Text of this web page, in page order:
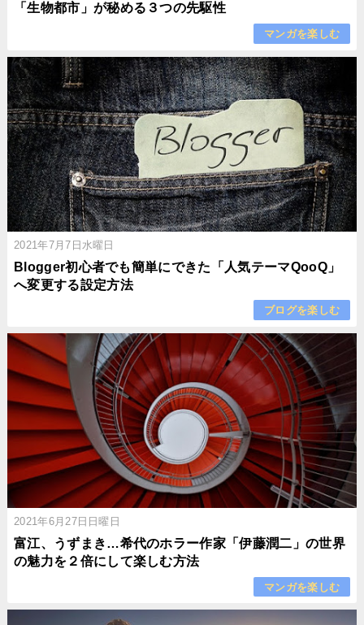
「生物都市」が秘める３つの先駆性
マンガを楽しむ
2021年7月7日水曜日
Blogger初心者でも簡単にできた「人気テーマQooQ」
へ変更する設定方法
ブログを楽しむ
2021年6月27日日曜日
富江、うずまき…希代のホラー作家「伊藤潤二」の世界
の魅力を２倍にして楽しむ方法
マンガを楽しむ